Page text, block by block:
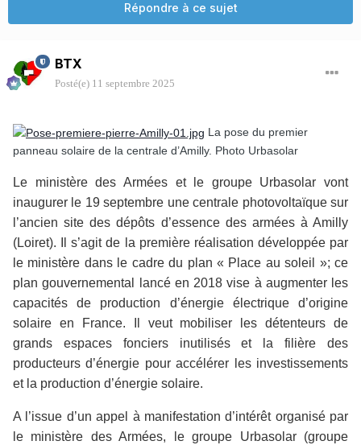
Répondre à ce sujet
BTX
Posté(e) 11 septembre 2025
La pose du premier
panneau solaire de la centrale d’Amilly. Photo Urbasolar
Le ministère des Armées et le groupe Urbasolar vont
inaugurer le 19 septembre une centrale photovoltaïque sur
l’ancien site des dépôts d’essence des armées à Amilly
(Loiret). Il s’agit de la première réalisation développée par
le ministère dans le cadre du plan « Place au soleil »; ce
plan gouvernemental lancé en 2018 vise à augmenter les
capacités de production d’énergie électrique d’origine
solaire en France. Il veut mobiliser les détenteurs de
grands espaces fonciers inutilisés et la filière des
producteurs d’énergie pour accélérer les investissements
et la production d’énergie solaire.
A l’issue d’un appel à manifestation d’intérêt organisé par
le ministère des Armées, le groupe Urbasolar (groupe